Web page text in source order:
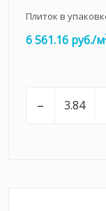
Плиток в
6 561.16 руб./м
–